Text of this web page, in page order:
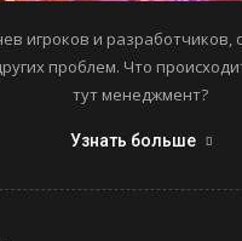
игроков и
проблем. Что
тут менеджмент?
Узнать больше